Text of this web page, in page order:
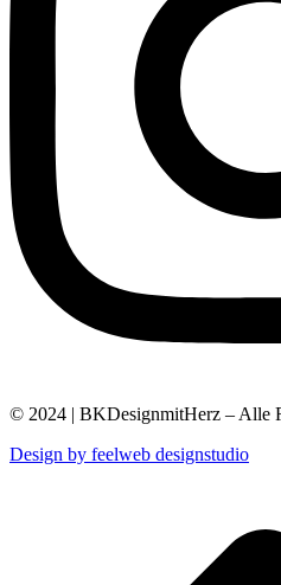
© 2024 | BKDesignmitHerz – Alle
Design by feelweb designstudio